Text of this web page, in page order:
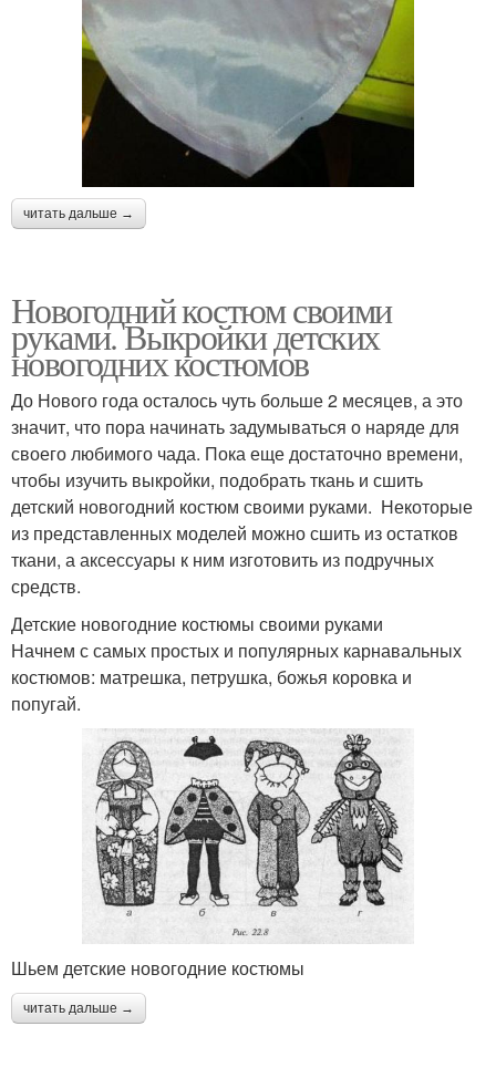
читать дальше →
Новогодний костюм своими
руками. Выкройки детских
новогодних костюмов
До Нового года осталось чуть больше 2 месяцев, а это
значит, что пора начинать задумываться о наряде для
своего любимого чада. Пока еще достаточно времени,
чтобы изучить выкройки, подобрать ткань и сшить
детский новогодний костюм своими руками. Некоторые
из представленных моделей можно сшить из остатков
ткани, а аксессуары к ним изготовить из подручных
средств.
Детские новогодние костюмы своими руками
Начнем с самых простых и популярных карнавальных
костюмов: матрешка, петрушка, божья коровка и
попугай.
Шьем детские новогодние костюмы
читать дальше →